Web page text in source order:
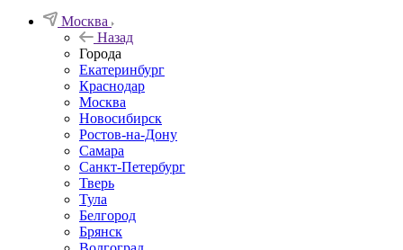
Москва
Назад
Города
Екатеринбург
Краснодар
Москва
Новосибирск
Ростов-на-Дону
Самара
Санкт-Петербург
Тверь
Тула
Белгород
Брянск